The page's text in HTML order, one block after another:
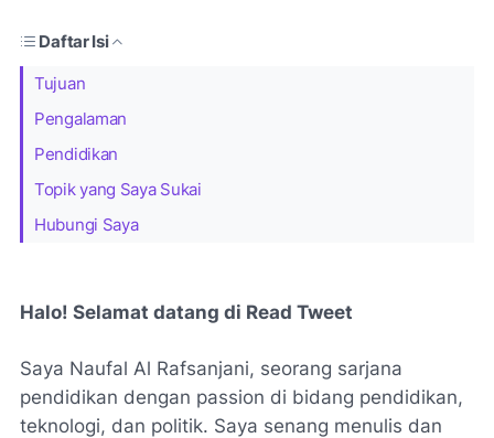
Daftar Isi
Tujuan
Pengalaman
Pendidikan
Topik yang Saya Sukai
Hubungi Saya
Halo! Selamat datang di Read Tweet
Saya Naufal Al Rafsanjani, seorang sarjana
pendidikan dengan passion di bidang pendidikan,
teknologi, dan politik. Saya senang menulis dan